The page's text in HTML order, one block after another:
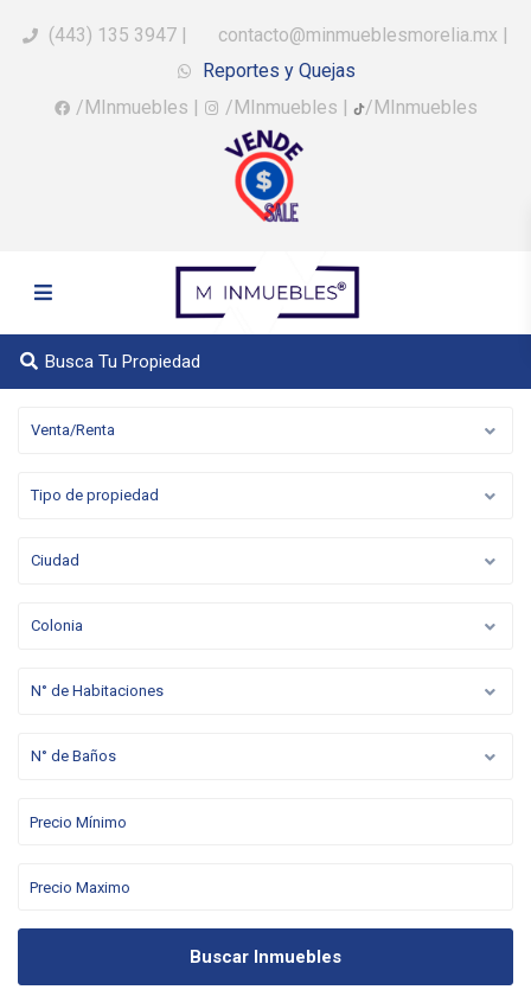
(443) 135 3947 | contacto@minmueblesmorelia.mx |
Reportes y Quejas
/MInmuebles | /MInmuebles | /MInmuebles
Busca Tu Propiedad
Venta/Renta
Tipo de propiedad
Ciudad
Colonia
N° de Habitaciones
N° de Baños
Buscar Inmuebles